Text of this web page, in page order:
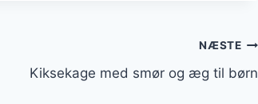
NÆSTE
Kiksekage med smør og æg til børn